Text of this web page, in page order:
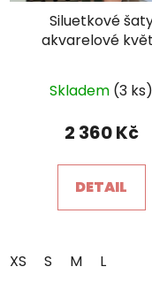
Siluetkové
akvarelové
Skladem (3 ks)
2 360 Kč
DETAIL
XS S M L
Je